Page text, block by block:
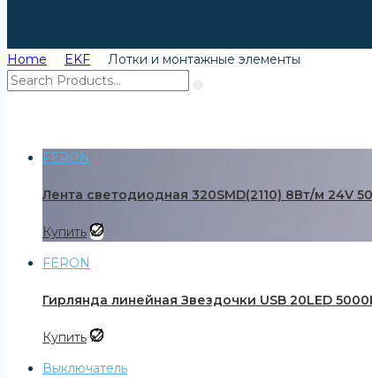
Home EKF Лотки и монтажные элементы
FERON
Лента светодиодная 320SMD(2110) 8Вт/м 24V
Купить
FERON
Гирлянда линейная Звездочки USB 20LED
Купить
Выключатель